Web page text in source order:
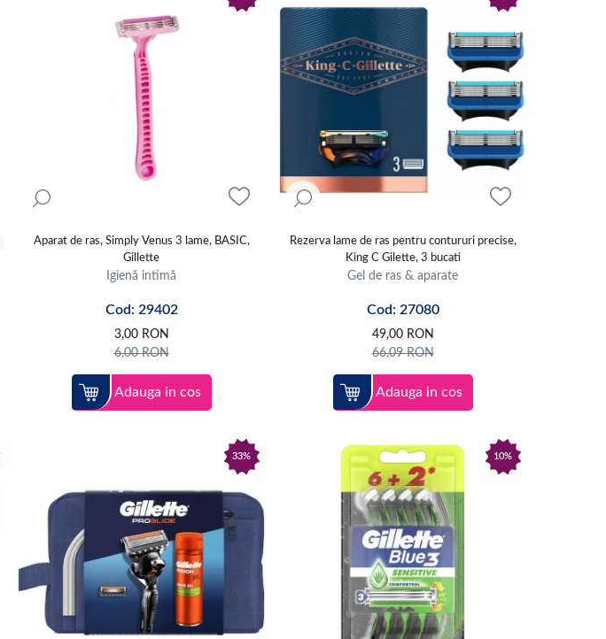
Aparat de ras, Simply Venus 3 lame, BASIC,
Gillette
Igienă intimă
Cod: 29402
3,00 RON
6,00RON
Adauga in cos
Rezerva lame de ras pentru contururi precise,
King C Gilette, 3 bucati
Gel de ras & aparate
Cod: 27080
49,00 RON
66,09RON
Adauga in cos
33% 10%